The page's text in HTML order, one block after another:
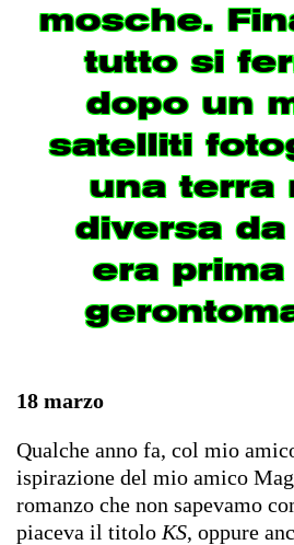
mosche.
tutto si
dopo un
satelliti
una terra
diversa
era
18 marzo
Qualche anno fa, col mio
ispirazione del mio amico
romanzo che non sapevamo
piaceva il titolo KS, oppure